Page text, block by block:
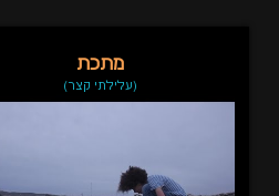
מתכת
(עלילתי קצר)